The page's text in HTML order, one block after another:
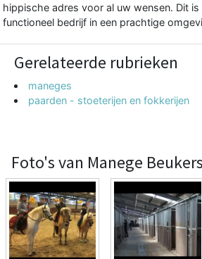
hippische adres voor al uw wensen. Dit is
functioneel bedrijf in een prachtige
Gerelateerde rubrieken
maneges
paarden - stoeterijen en fokkerijen
Foto's van Manege Beukers